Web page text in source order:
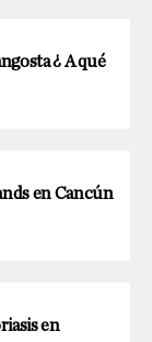
¿ A qué
en Cancún
en